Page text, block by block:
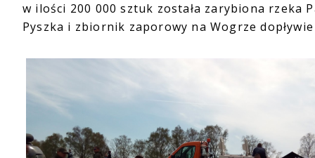
w ilości 200 000 sztuk została zarybiona rzeka
Pyszka i zbiornik zaporowy na Wogrze